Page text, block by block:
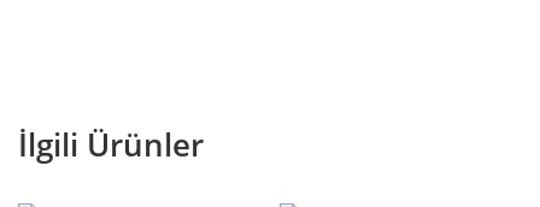
İlgili Ürünler